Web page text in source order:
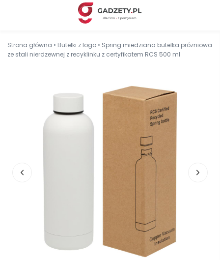
Strona główna • Butelki z logo • Spring miedziana butelka próżniowa
ze stali nierdzewnej z recyklinku z certyfikatem RCS 500 ml